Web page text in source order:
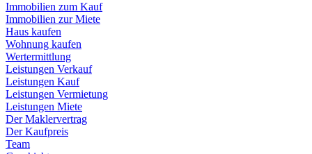
Immobilien zum Kauf
Immobilien zur Miete
Haus kaufen
Wohnung kaufen
Wertermittlung
Leistungen Verkauf
Leistungen Kauf
Leistungen Vermietung
Leistungen Miete
Der Maklervertrag
Der Kaufpreis
Team